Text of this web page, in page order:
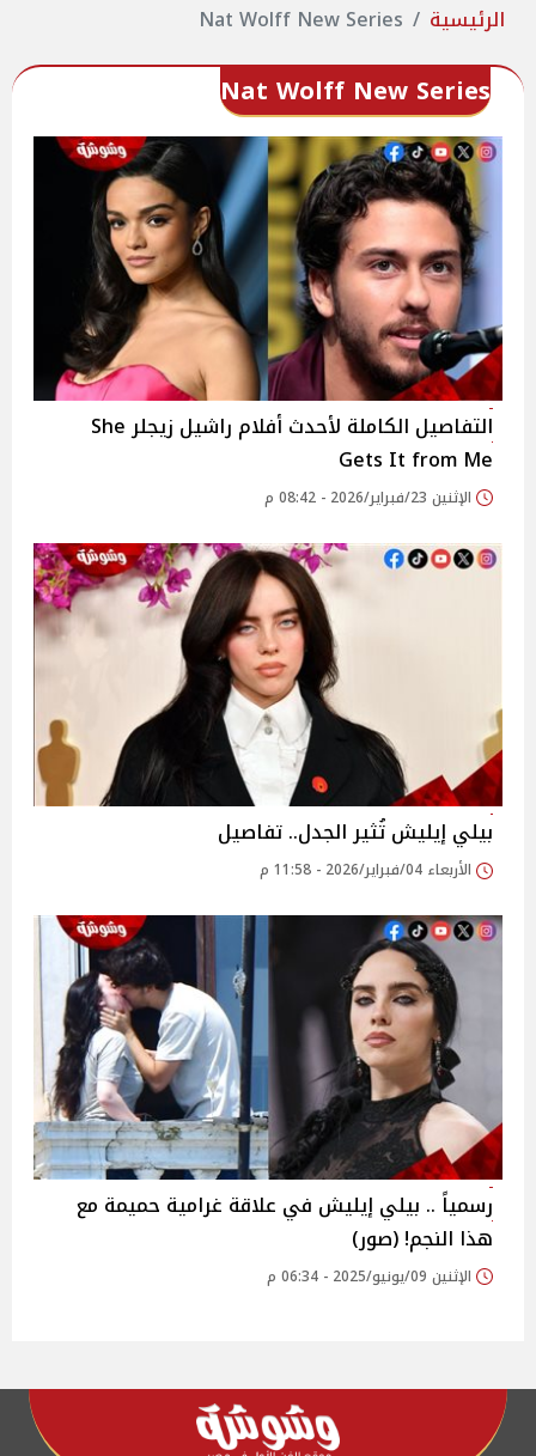
الرئيسية Nat Wolff New Series
Nat Wolff New Series
التفاصيل الكاملة لأحدث أفلام راشيل زيجلر She
Gets It from Me
الإثنين 23/فبراير/2026 - 08:42 م
بيلي إيليش تُثير الجدل.. تفاصيل
الأربعاء 04/فبراير/2026 - 11:58 م
رسمياً .. بيلي إيليش في علاقة غرامية حميمة مع
هذا النجم! (صور)
الإثنين 09/يونيو/2025 - 06:34 م